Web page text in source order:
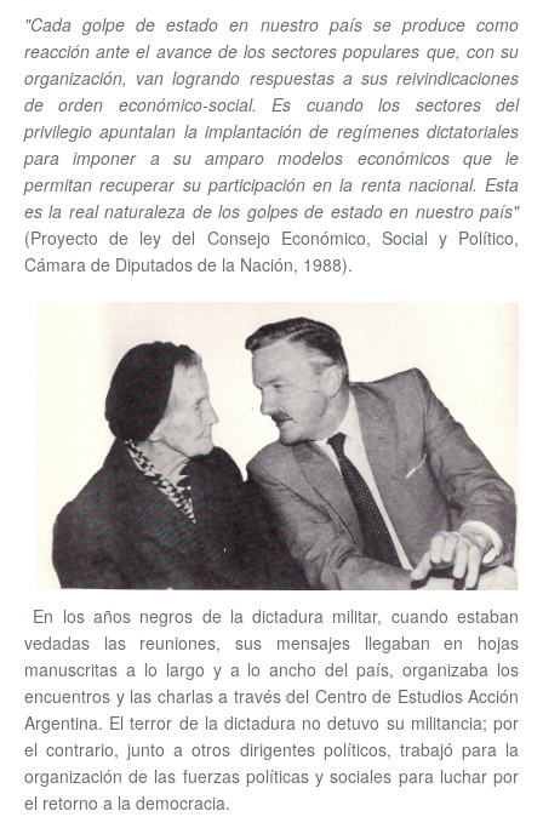
"Cada golpe de estado en nuestro país se produce como
reacción ante el avance de los sectores populares que, con su
organización, van logrando respuestas a sus reivindicaciones
de orden económico-social. Es cuando los sectores del
privilegio apuntalan la implantación de regímenes dictatoriales
para imponer a su amparo modelos económicos que le
permitan recuperar su participación en la renta nacional. Esta
es la real naturaleza de los golpes de estado en nuestro país"
(Proyecto de ley del Consejo Económico, Social y Político,
Cámara de Diputados de la Nación, 1988).
En los años negros de la dictadura militar, cuando estaban
vedadas las reuniones, sus mensajes llegaban en hojas
manuscritas a lo largo y a lo ancho del país, organizaba los
encuentros y las charlas a través del Centro de Estudios Acción
Argentina. El terror de la dictadura no detuvo su militancia; por
el contrario, junto a otros dirigentes políticos, trabajó para la
organización de las fuerzas políticas y sociales para luchar por
el retorno a la democracia.